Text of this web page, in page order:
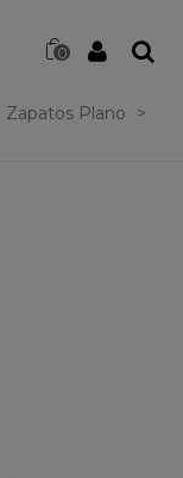
0
Zapatos Plano
>